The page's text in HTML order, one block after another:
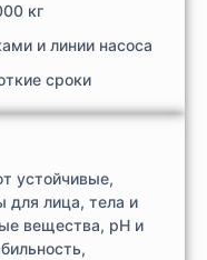
кг
и линии насоса
сроки
устойчивые,
для лица, тела и
вещества, pH и